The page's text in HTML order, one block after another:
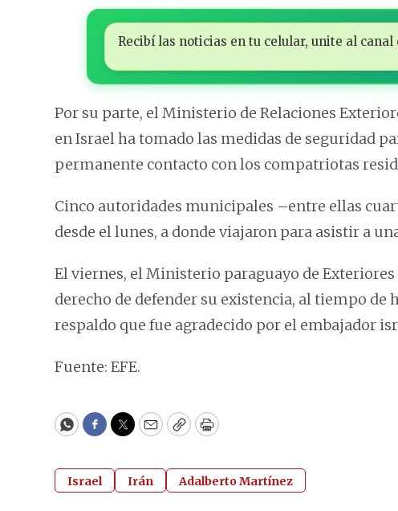
Recibí las noticias en tu celular, unite al canal
Por su parte, el Ministerio de Relaciones
en Israel ha tomado las medidas de seguridad
permanente contacto con los compatriotas
Cinco autoridades municipales –entre ellas
desde el lunes, a donde viajaron para asistir a
El viernes, el Ministerio paraguayo de
derecho de defender su existencia, al tiempo de
respaldo que fue agradecido por el embajador
Fuente: EFE.
WhatsApp
Facebook
Twitter
EmailCopyPrint
Israel Irán Adalberto Martínez